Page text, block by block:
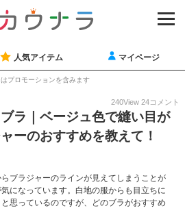
人気アイテム マイページ
プロモーションを含みます
240View 24コメント
ラ｜ベージュ色で縫い目が
ーのおすすめを教えて！
ブラジャーのラインが見えてしまうことが
になっています。白地の服からも目立ちに
思っているのですが、どのブラがおすすめ